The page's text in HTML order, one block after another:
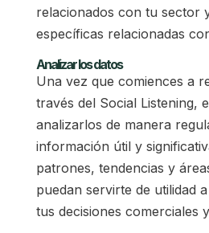
relacionados con tu sector
específicas relacionadas
Analizar los datos
Una vez que comiences a
través del Social Listening,
analizarlos de manera
información útil y
patrones, tendencias y
puedan servirte de utilidad
tus decisiones comerciales